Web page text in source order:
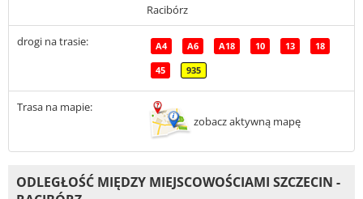
Racibórz
drogi na trasie: A4 A6 A18 10 13 18
45 935
Trasa na mapie:
zobacz aktywną mapę
ODLEGŁOŚĆ MIĘDZY MIEJSCOWOŚCIAMI SZCZECIN -